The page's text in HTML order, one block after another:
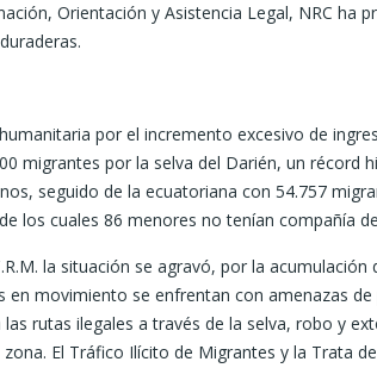
Orientación y Asistencia Legal, NRC
por el incremento excesivo de
migrantes por la selva del Darién, un
seguido de la ecuatoriana con 54.757
los cuales 86 menores no tenían compañía
la situación se agravó, por la
en movimiento se enfrentan con amenazas
rutas ilegales a través de la selva, robo y
El Tráfico Ilícito de Migrantes y la Trata